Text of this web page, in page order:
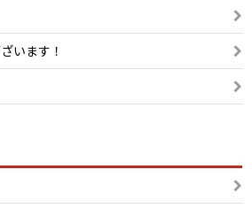
います！